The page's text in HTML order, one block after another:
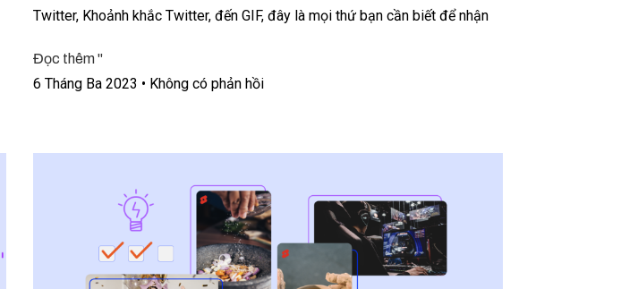
Twitter, Khoảnh khắc Twitter, đến GIF, đây là mọi thứ bạn cần biết để nhận
Đọc thêm "
6 Tháng Ba 2023 Không có phản hồi